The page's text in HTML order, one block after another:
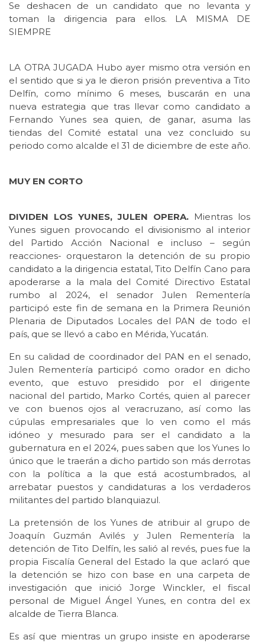
Se deshacen de un candidato que no levanta y
toman la dirigencia para ellos. LA MISMA DE
SIEMPRE
LA OTRA JUGADA Hubo ayer mismo otra versión en
el sentido que si ya le dieron prisión preventiva a Tito
Delfín, como mínimo 6 meses, buscarán en una
nueva estrategia que tras llevar como candidato a
Fernando Yunes sea quien, de ganar, asuma las
tiendas del Comité estatal una vez concluido su
periodo como alcalde el 31 de diciembre de este año.
MUY EN CORTO
DIVIDEN LOS YUNES, JULEN OPERA. Mientras los
Yunes siguen provocando el divisionismo al interior
del Partido Acción Nacional e incluso – según
reacciones- orquestaron la detención de su propio
candidato a la dirigencia estatal, Tito Delfín Cano para
apoderarse a la mala del Comité Directivo Estatal
rumbo al 2024, el senador Julen Rementería
participó este fin de semana en la Primera Reunión
Plenaria de Diputados Locales del PAN de todo el
país, que se llevó a cabo en Mérida, Yucatán.
En su calidad de coordinador del PAN en el senado,
Julen Rementería participó como orador en dicho
evento, que estuvo presidido por el dirigente
nacional del partido, Marko Cortés, quien al parecer
ve con buenos ojos al veracruzano, así como las
cúpulas empresariales que lo ven como el más
idóneo y mesurado para ser el candidato a la
gubernatura en el 2024, pues saben que los Yunes lo
único que le traerán a dicho partido son más derrotas
con la política a la que está acostumbrados, al
arrebatar puestos y candidaturas a los verdaderos
militantes del partido blanquiazul.
La pretensión de los Yunes de atribuir al grupo de
Joaquín Guzmán Avilés y Julen Rementería la
detención de Tito Delfín, les salió al revés, pues fue la
propia Fiscalía General del Estado la que aclaró que
la detención se hizo con base en una carpeta de
investigación que inició Jorge Winckler, el fiscal
personal de Miguel Ángel Yunes, en contra del ex
alcalde de Tierra Blanca.
Es así que mientras un grupo insiste en apoderarse